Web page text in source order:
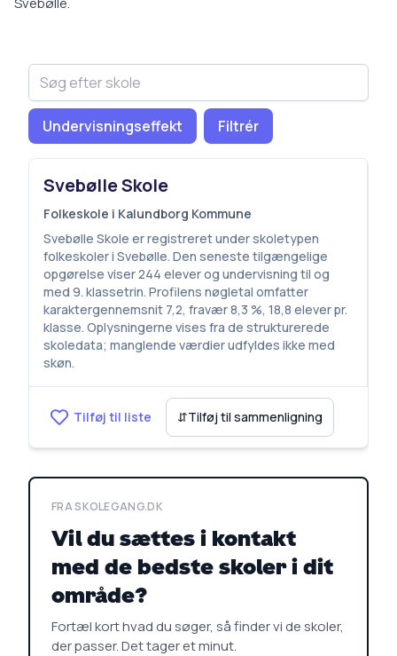
Undervisningseffekt Filtrér
Svebølle Skole
Folkeskole i Kalundborg Kommune
Svebølle Skole er registreret under skoletypen
folkeskoler i Svebølle. Den seneste tilgængelige
opgørelse viser 244 elever og undervisning til og
med 9. klassetrin. Profilens nøgletal omfatter
karaktergennemsnit 7,2, fravær 8,3 %, 18,8 elever pr.
klasse. Oplysningerne vises fra de strukturerede
skoledata; manglende værdier udfyldes ikke med
skøn.
Tilføj til liste ⇵Tilføj til sammenligning
FRA SKOLEGANG.DK
Vil du sættes i kontakt
med de bedste skoler i dit
område?
Fortæl kort hvad du søger, så finder vi de skoler,
der passer. Det tager et minut.